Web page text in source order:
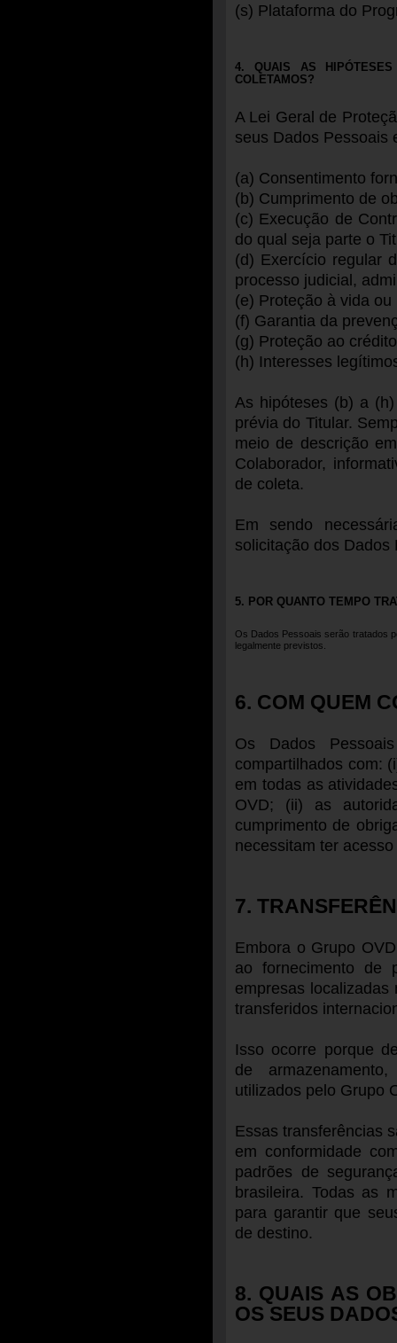
(s) Plataforma do
4. QUAIS AS
COLETAMOS?
A Lei Geral de
seus Dados Pessoais
(a) Consentimento
(b) Cumprimento de
(c) Execução de
do qual seja parte o
(d) Exercício regular
processo judicial,
(e) Proteção à vida
(f) Garantia da
(g) Proteção ao
(h) Interesses
As hipóteses (b) a
prévia do Titular.
meio de descrição
Colaborador,
de coleta.
Em sendo
solicitação dos Dados
5. POR QUANTO TEMPO
Os Dados Pessoais serão tratados
legalmente previstos.
6. COM QUEM
Os Dados
compartilhados com:
em todas as
OVD; (ii) as
cumprimento de
necessitam ter
7.
Embora o Grupo
ao fornecimento de
empresas
transferidos
Isso ocorre porque
de
utilizados pelo Grupo
Essas transferências
em conformidade
padrões de
brasileira. Todas as
para garantir que
de destino.
8. QUAIS AS
OS SEUS